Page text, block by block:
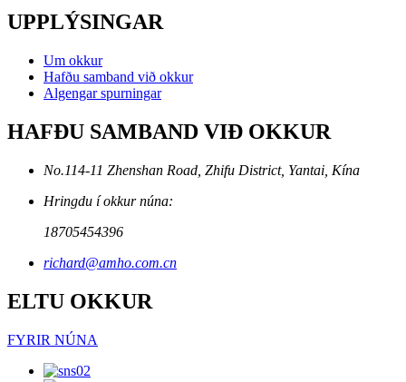
UPPLÝSINGAR
Um okkur
Hafðu samband við okkur
Algengar spurningar
HAFÐU SAMBAND VIÐ OKKUR
No.114-11 Zhenshan Road, Zhifu District, Yantai, Kína
Hringdu í okkur núna:
18705454396
richard@amho.com.cn
ELTU OKKUR
FYRIR NÚNA